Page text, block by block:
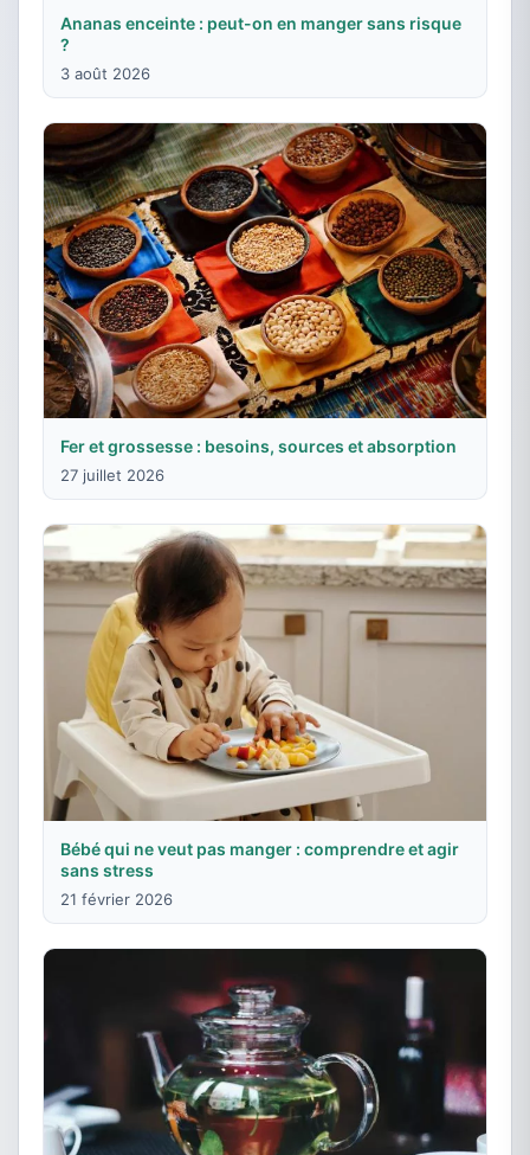
Ananas enceinte : peut-on en manger sans risque
?
3 août 2026
Fer et grossesse : besoins, sources et absorption
27 juillet 2026
Bébé qui ne veut pas manger : comprendre et agir
sans stress
21 février 2026